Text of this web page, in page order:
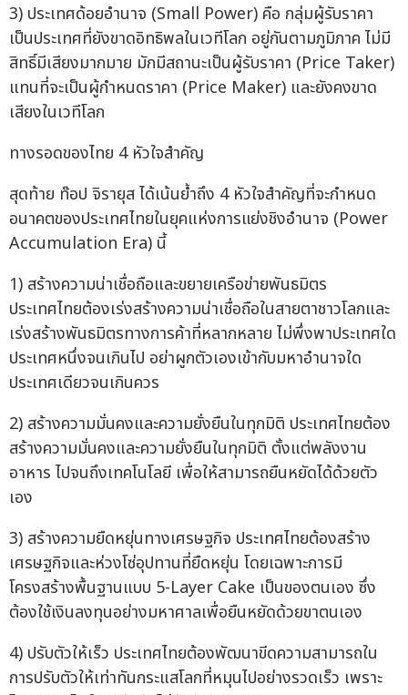
3) ประเทศด้อยอำนาจ (Small Power) คือ กลุ่มผู้รับราคา
เป็นประเทศที่ยังขาดอิทธิพลในเวทีโลก อยู่กันตามภูมิภาค ไม่มี
สิทธิ์มีเสียงมากมาย มักมีสถานะเป็นผู้รับราคา (Price Taker)
แทนที่จะเป็นผู้กำหนดราคา (Price Maker) และยังคงขาด
เสียงในเวทีโลก
ทางรอดของไทย 4 หัวใจสำคัญ
สุดท้าย ท๊อป จิรายุส ได้เน้นย้ำถึง 4 หัวใจสำคัญที่จะกำหนด
อนาคตของประเทศไทยในยุคแห่งการแย่งชิงอำนาจ (Power
Accumulation Era) นี้
1) สร้างความน่าเชื่อถือและขยายเครือข่ายพันธมิตร
ประเทศไทยต้องเร่งสร้างความน่าเชื่อถือในสายตาชาวโลกและ
เร่งสร้างพันธมิตรทางการค้าที่หลากหลาย ไม่พึ่งพาประเทศใด
ประเทศหนึ่งจนเกินไป อย่าผูกตัวเองเข้ากับมหาอำนาจใด
ประเทศเดียวจนเกินควร
2) สร้างความมั่นคงและความยั่งยืนในทุกมิติ ประเทศไทยต้อง
สร้างความมั่นคงและความยั่งยืนในทุกมิติ ตั้งแต่พลังงาน
อาหาร ไปจนถึงเทคโนโลยี เพื่อให้สามารถยืนหยัดได้ด้วยตัว
เอง
3) สร้างความยืดหยุ่นทางเศรษฐกิจ ประเทศไทยต้องสร้าง
เศรษฐกิจและห่วงโซ่อุปทานที่ยืดหยุ่น โดยเฉพาะการมี
โครงสร้างพื้นฐานแบบ 5-Layer Cake เป็นของตนเอง ซึ่ง
ต้องใช้เงินลงทุนอย่างมหาศาลเพื่อยืนหยัดด้วยขาตนเอง
4) ปรับตัวให้เร็ว ประเทศไทยต้องพัฒนาขีดความสามารถใน
การปรับตัวให้เท่าทันกระแสโลกที่หมุนไปอย่างรวดเร็ว เพราะ